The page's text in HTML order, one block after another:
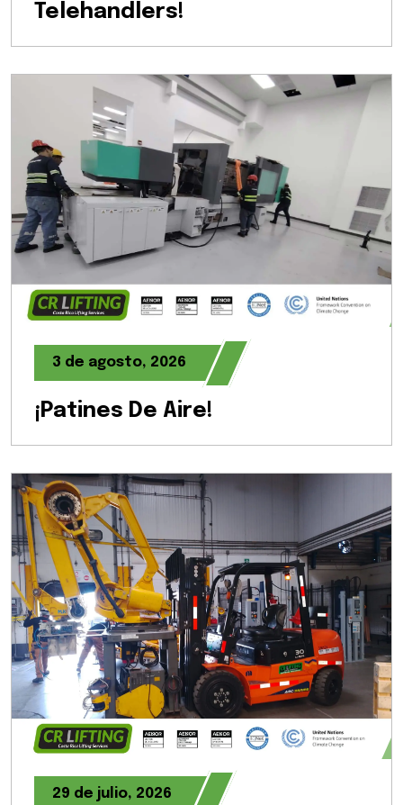
Telehandlers!
3 de agosto, 2026
¡Patines De Aire!
29 de julio, 2026